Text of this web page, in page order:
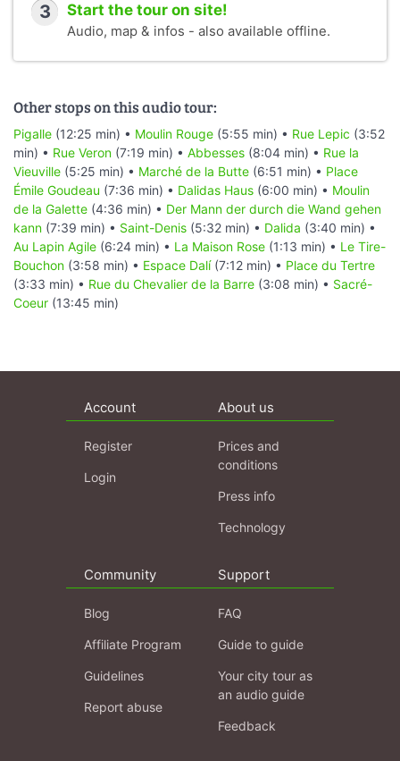
3 Start the tour on site!
Audio, map & infos - also available offline.
Other stops on this audio tour:
Pigalle (12:25 min) • Moulin Rouge (5:55 min) • Rue Lepic (3:52
min) • Rue Veron (7:19 min) • Abbesses (8:04 min) • Rue la
Vieuville (5:25 min) • Marché de la Butte (6:51 min) • Place
Émile Goudeau (7:36 min) • Dalidas Haus (6:00 min) • Moulin
de la Galette (4:36 min) • Der Mann der durch die Wand gehen
kann (7:39 min) • Saint-Denis (5:32 min) • Dalida (3:40 min) •
Au Lapin Agile (6:24 min) • La Maison Rose (1:13 min) • Le Tire-
Bouchon (3:58 min) • Espace Dalí(7:12 min) • Place du Tertre
(3:33 min) • Rue du Chevalier de la Barre (3:08 min) • Sacré-
Coeur (13:45 min)
Account
Register
Login
About us
Prices and
conditions
Press info
Technology
Community
Blog
Affiliate Program
Guidelines
Report abuse
Support
FAQ
Guide to guide
Your city tour as
an audio guide
Feedback